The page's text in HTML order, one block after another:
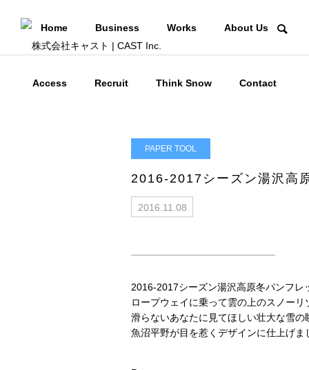
Home Business Works About Us
Access Recruit Think Snow Contact
PAPER TOOL
2016-2017シーズン湯沢高
2016.11.08
2016-2017シーズン湯沢高原冬パンフレ
ロープウェイに乗って雲の上のスノーリ
滑らないあなたに見てほしい壮大な雪の
魚沼平野が目を惹くデザインに仕上げま